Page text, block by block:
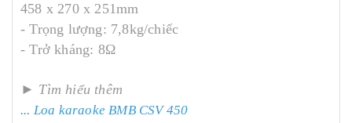
458 x 270 x 251mm
- Trọng lượng: 7,8kg/chiếc
- Trở kháng: 8Ω
► Tìm hiểu thêm
... Loa karaoke BMB CSV 450